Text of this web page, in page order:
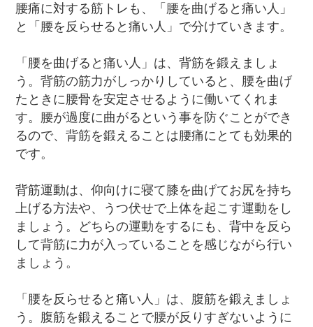
腰痛に対する筋トレも、「腰を曲げると痛い人」
と「腰を反らせると痛い人」で分けていきます。
「腰を曲げると痛い人」は、背筋を鍛えましょ
う。背筋の筋力がしっかりしていると、腰を曲げ
たときに腰骨を安定させるように働いてくれま
す。腰が過度に曲がるという事を防ぐことができ
るので、背筋を鍛えることは腰痛にとても効果的
です。
背筋運動は、仰向けに寝て膝を曲げてお尻を持ち
上げる方法や、うつ伏せで上体を起こす運動をし
ましょう。どちらの運動をするにも、背中を反ら
して背筋に力が入っていることを感じながら行い
ましょう。
「腰を反らせると痛い人」は、腹筋を鍛えましょ
う。腹筋を鍛えることで腰が反りすぎないように